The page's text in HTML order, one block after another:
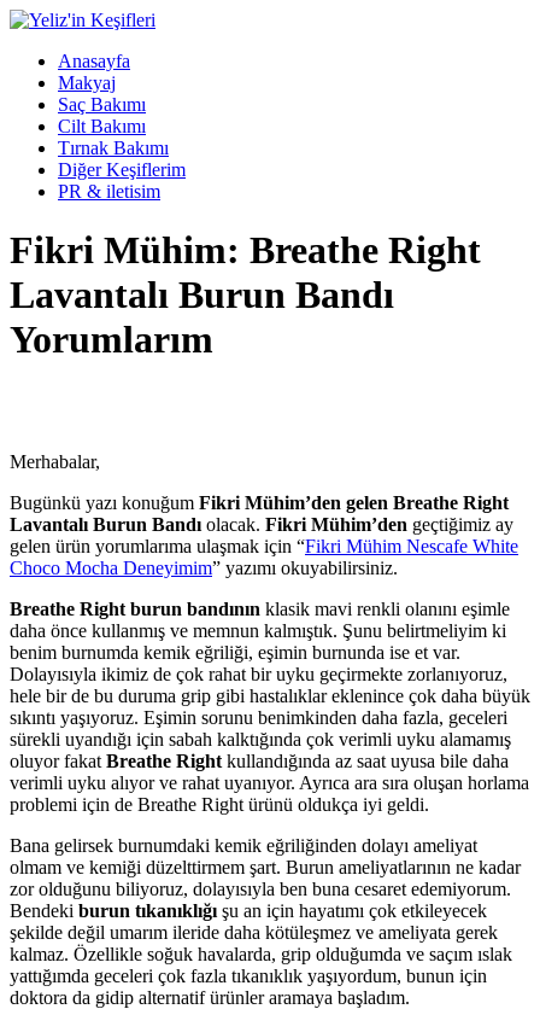
Anasayfa
Makyaj
Saç Bakımı
Cilt Bakımı
Tırnak Bakımı
Diğer Keşiflerim
PR & iletisim
Fikri Mühim: Breathe Right
Lavantalı Burun Bandı
Yorumlarım
Merhabalar,
Bugünkü yazı konuğum Fikri Mühim’den gelen Breathe Right
Lavantalı Burun Bandı olacak. Fikri Mühim’den geçtiğimiz ay
gelen ürün yorumlarıma ulaşmak için “Fikri Mühim Nescafe White
Choco Mocha Deneyimim” yazımı okuyabilirsiniz.
Breathe Right burun bandının klasik mavi renkli olanını eşimle
daha önce kullanmış ve memnun kalmıştık. Şunu belirtmeliyim ki
benim burnumda kemik eğriliği, eşimin burnunda ise et var.
Dolayısıyla ikimiz de çok rahat bir uyku geçirmekte zorlanıyoruz,
hele bir de bu duruma grip gibi hastalıklar eklenince çok daha büyük
sıkıntı yaşıyoruz. Eşimin sorunu benimkinden daha fazla, geceleri
sürekli uyandığı için sabah kalktığında çok verimli uyku alamamış
oluyor fakat Breathe Right kullandığında az saat uyusa bile daha
verimli uyku alıyor ve rahat uyanıyor. Ayrıca ara sıra oluşan horlama
problemi için de Breathe Right ürünü oldukça iyi geldi.
Bana gelirsek burnumdaki kemik eğriliğinden dolayı ameliyat
olmam ve kemiği düzelttirmem şart. Burun ameliyatlarının ne kadar
zor olduğunu biliyoruz, dolayısıyla ben buna cesaret edemiyorum.
Bendeki burun tıkanıklığı şu an için hayatımı çok etkileyecek
şekilde değil umarım ileride daha kötüleşmez ve ameliyata gerek
kalmaz. Özellikle soğuk havalarda, grip olduğumda ve saçım ıslak
yattığımda geceleri çok fazla tıkanıklık yaşıyordum, bunun için
doktora da gidip alternatif ürünler aramaya başladım.